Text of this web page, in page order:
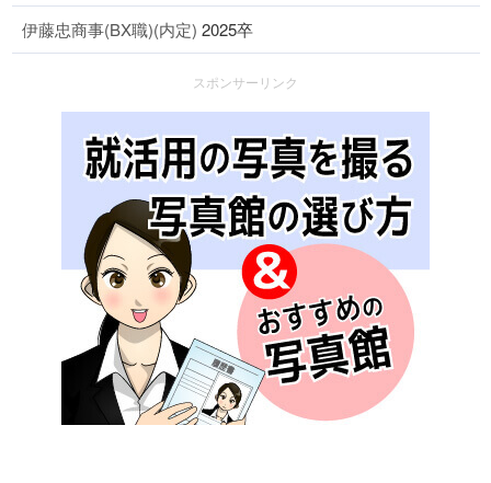
伊藤忠商事(BX職)(内定) 2025卒
スポンサーリンク